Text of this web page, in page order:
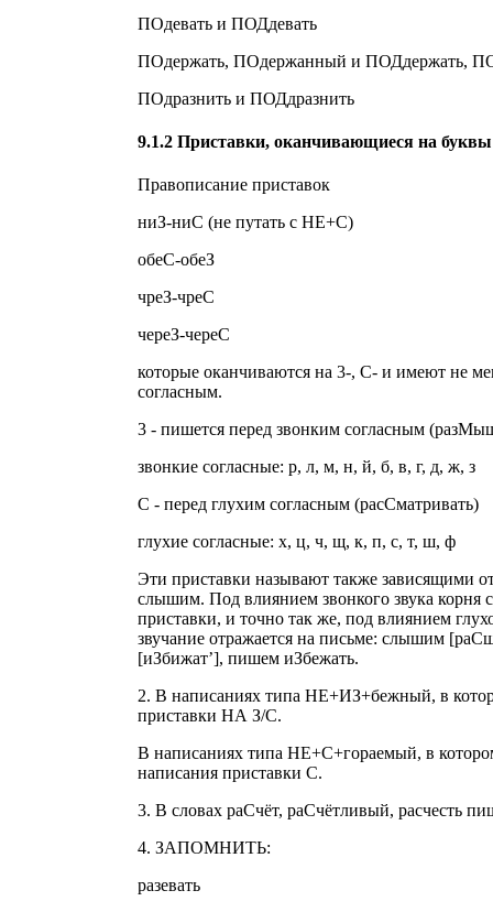
ПОдевать и ПОДдевать
ПОдержать, ПОдержанный и ПОДдержать,
ПОдразнить и ПОДдразнить
9.1.2 Приставки, оканчивающиеся на
Правописание приставок
ниЗ-ниС (не путать с НЕ+С)
обеС-обеЗ
чреЗ-чреС
череЗ-череС
которые оканчиваются на 3-, С- и имеют не
согласным.
3 - пишется перед звонким согласным
звонкие согласные: р, л, м, н, й, б, в, г, д, ж, з
С - перед глухим согласным (расСматривать)
глухие согласные: х, ц, ч, щ, к, п, с, т, ш, ф
Эти приставки называют также зависящими
слышим. Под влиянием звонкого звука корня
приставки, и точно так же, под влиянием
звучание отражается на письме: слышим
[иЗбижат’], пишем иЗбежать.
2. В написаниях типа НЕ+ИЗ+бежный, в
приставки НА З/С.
В написаниях типа НЕ+С+гораемый, в
написания приставки С.
3. В словах раСчёт, раСчётливый, расчесть
4. ЗАПОМНИТЬ:
разевать